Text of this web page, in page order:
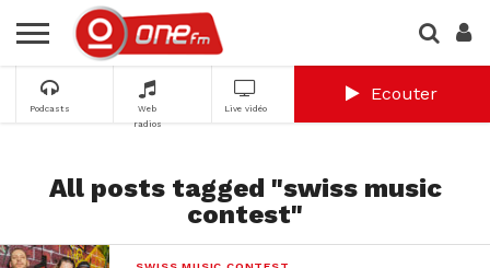
Podcasts
Web
radios
Live vidéo
Ecouter
All posts tagged "swiss music
contest"